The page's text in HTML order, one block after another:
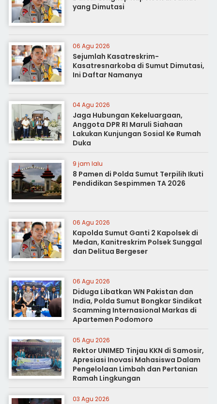
yang Dimutasi
06 Agu 2026
Sejumlah Kasatreskrim-
Kasatresnarkoba di Sumut Dimutasi,
Ini Daftar Namanya
04 Agu 2026
Jaga Hubungan Kekeluargaan,
Anggota DPR RI Maruli Siahaan
Lakukan Kunjungan Sosial Ke Rumah
Duka
9 jam lalu
8 Pamen di Polda Sumut Terpilih Ikuti
Pendidikan Sespimmen TA 2026
06 Agu 2026
Kapolda Sumut Ganti 2 Kapolsek di
Medan, Kanitreskrim Polsek Sunggal
dan Delitua Bergeser
06 Agu 2026
Diduga Libatkan WN Pakistan dan
India, Polda Sumut Bongkar Sindikat
Scamming Internasional Markas di
Apartemen Podomoro
05 Agu 2026
Rektor UNIMED Tinjau KKN di Samosir,
Apresiasi Inovasi Mahasiswa Dalam
Pengelolaan Limbah dan Pertanian
Ramah Lingkungan
03 Agu 2026